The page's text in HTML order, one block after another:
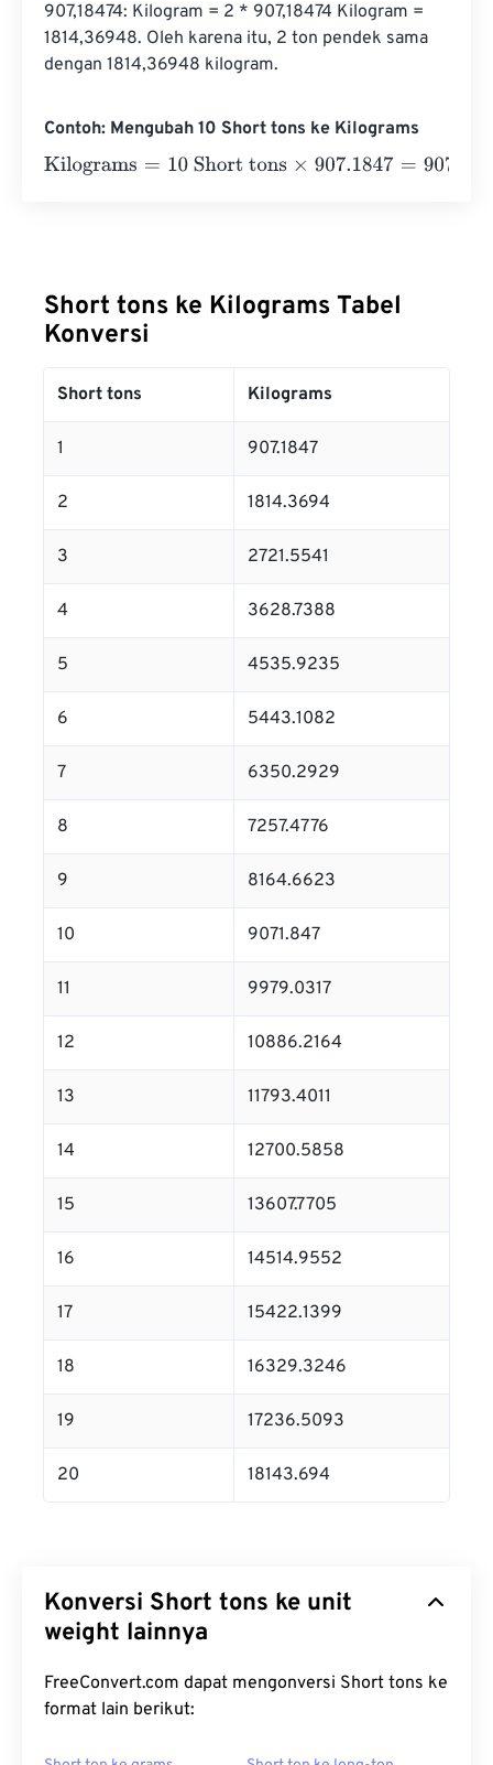
907,18474: Kilogram = 2 * 907,18474 Kilogram =
1814,36948. Oleh karena itu, 2 ton pendek sama
dengan 1814,36948 kilogram.
Contoh: Mengubah 10 Short tons ke Kilograms
Kilograms=10 Short tons×907.1847=9071.847 Kilograms
Short tons ke Kilograms Tabel
Konversi
Short tons Kilograms
1 907.1847
2 1814.3694
3 2721.5541
4 3628.7388
5 4535.9235
6 5443.1082
7 6350.2929
8 7257.4776
9 8164.6623
10 9071.847
11 9979.0317
12 10886.2164
13 11793.4011
14 12700.5858
15 13607.7705
16 14514.9552
17 15422.1399
18 16329.3246
19 17236.5093
20 18143.694
Konversi Short tons ke unit
weight lainnya
FreeConvert.com dapat mengonversi Short tons ke
format lain berikut: